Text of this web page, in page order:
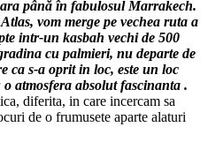
până în fabulosul Marrakech.
vom merge pe vechea ruta a
intr-un kasbah vechi de 500
cu palmieri, nu departe de
ca s-a oprit in loc, este un loc
atmosfera absolut fascinanta .
diferita, in care incercam sa
de o frumusete aparte alaturi